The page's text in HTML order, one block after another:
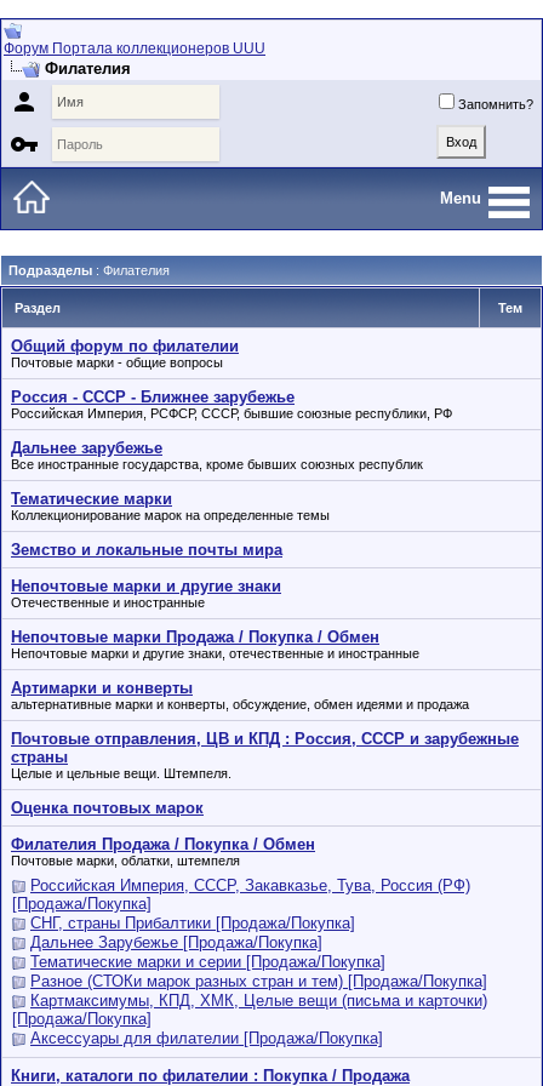
Форум Портала коллекционеров UUU
Филателия
 Запомнить?

Menu
Подразделы : Филателия
Раздел Тем
Общий форум по филателии
Почтовые марки - общие вопросы
Россия - СССР - Ближнее зарубежье
Российская Империя, РСФСР, СССР, бывшие союзные республики, РФ
Дальнее зарубежье
Все иностранные государства, кроме бывших союзных республик
Тематические марки
Коллекционирование марок на определенные темы
Земство и локальные почты мира
Непочтовые марки и другие знаки
Отечественные и иностранные
Непочтовые марки Продажа / Покупка / Обмен
Непочтовые марки и другие знаки, отечественные и иностранные
Артимарки и конверты
альтернативные марки и конверты, обсуждение, обмен идеями и продажа
Почтовые отправления, ЦВ и КПД : Россия, СССР и зарубежные
страны
Целые и цельные вещи. Штемпеля.
Оценка почтовых марок
Филателия Продажа / Покупка / Обмен
Почтовые марки, облатки, штемпеля
Российcкая Империя, СССР, Закавказье, Тува, Россия (РФ)
[Продажа/Покупка]
СНГ, страны Прибалтики [Продажа/Покупка]
Дальнее Зарубежье [Продажа/Покупка]
Тематические марки и серии [Продажа/Покупка]
Разное (СТОКи марок разных стран и тем) [Продажа/Покупка]
Картмаксимумы, КПД, ХМК, Целые вещи (письма и карточки)
[Продажа/Покупка]
Аксессуары для филателии [Продажа/Покупка]
Книги, каталоги по филателии : Покупка / Продажа